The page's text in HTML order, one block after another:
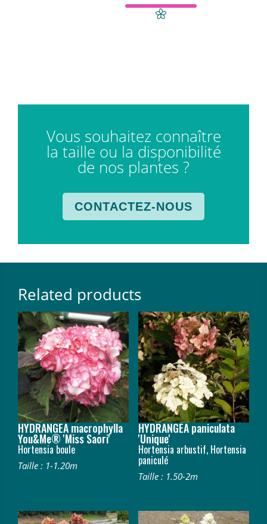
Vous souhaitez connaître
la taille ou la disponibilité
de nos plantes ?
CONTACTEZ-NOUS
Related products
HYDRANGEA macrophylla
You&Me® 'Miss Saori'
Hortensia boule
Taille : 1-1.20m
HYDRANGEA paniculata
'Unique'
Hortensia arbustif, Hortensia
paniculé
Taille : 1.50-2m